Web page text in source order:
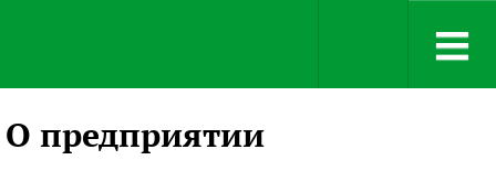
О предприятии